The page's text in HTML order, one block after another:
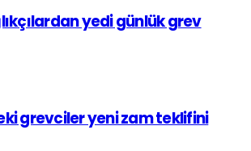
yedi günlük grev
grevciler yeni zam teklifini